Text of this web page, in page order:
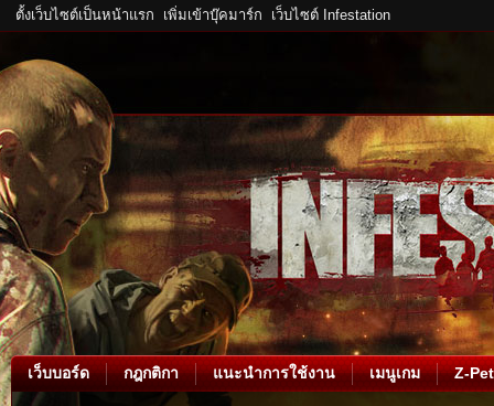
ตั้งเว็บไซต์เป็นหน้าแรก เพิ่มเข้าบุ๊คมาร์ก เว็บไซต์ Infestation
เว็บบอร์ด กฎกติกา แนะนำการใช้งาน เมนูเกม Z-Pet